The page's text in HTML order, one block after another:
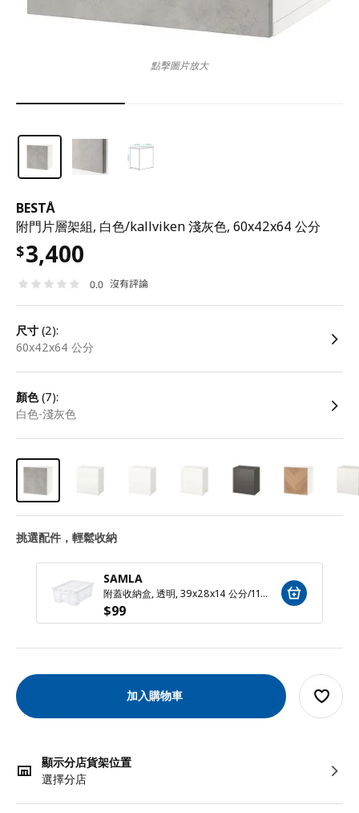
BESTÅ
附門片層架組, 白色/kallviken 淺灰色, 60x42x64 公分
$3,400
0.0 沒有評論
尺寸 (2):
60x42x64 公分
顏色(7):
白色-淺灰色
挑選配件，輕鬆收納
SAMLA
附蓋收納盒, 透明, 39x28x14 公分/11 公升
$99
加入購物車
顯示分店貨架位置
選擇分店
點擊圖片放大